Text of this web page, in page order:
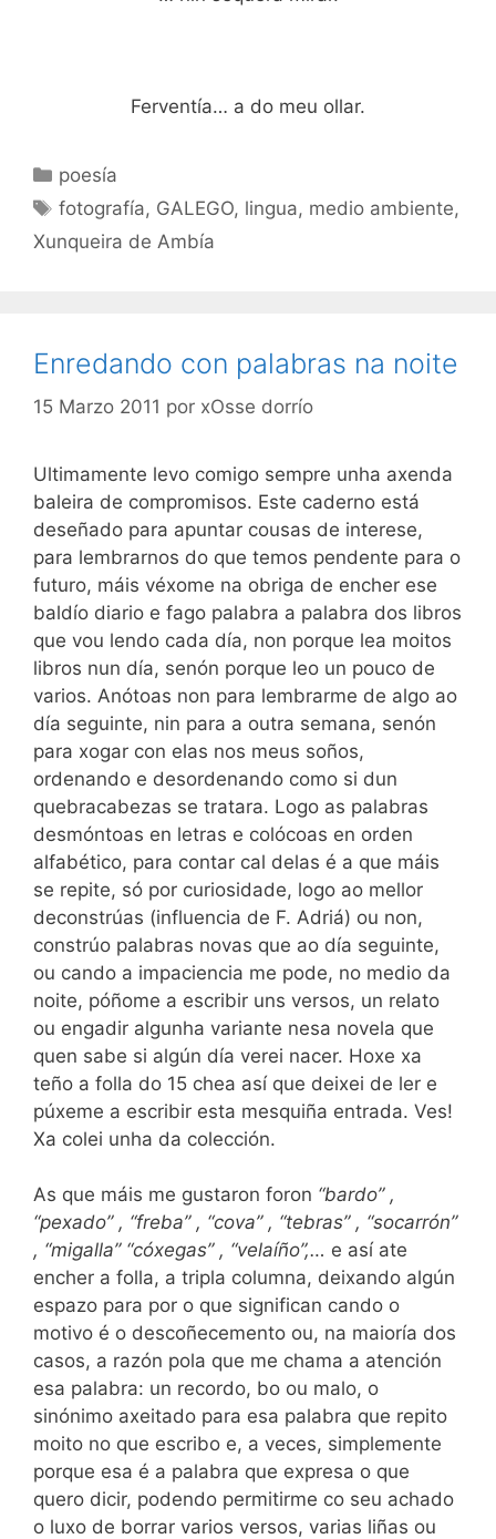
Ferventía… a do meu ollar.
Categorías
poesía
Etiquetas
fotografía, GALEGO, lingua, medio ambiente,
Xunqueira de Ambía
Enredando con palabras na noite
15 Marzo 2011 por xOsse dorrío
Ultimamente levo comigo sempre unha axenda
baleira de compromisos. Este caderno está
deseñado para apuntar cousas de interese,
para lembrarnos do que temos pendente para o
futuro, máis véxome na obriga de encher ese
baldío diario e fago palabra a palabra dos libros
que vou lendo cada día, non porque lea moitos
libros nun día, senón porque leo un pouco de
varios. Anótoas non para lembrarme de algo ao
día seguinte, nin para a outra semana, senón
para xogar con elas nos meus soños,
ordenando e desordenando como si dun
quebracabezas se tratara. Logo as palabras
desmóntoas en letras e colócoas en orden
alfabético, para contar cal delas é a que máis
se repite, só por curiosidade, logo ao mellor
deconstrúas (influencia de F. Adriá) ou non,
constrúo palabras novas que ao día seguinte,
ou cando a impaciencia me pode, no medio da
noite, póñome a escribir uns versos, un relato
ou engadir algunha variante nesa novela que
quen sabe si algún día verei nacer. Hoxe xa
teño a folla do 15 chea así que deixei de ler e
púxeme a escribir esta mesquiña entrada. Ves!
Xa colei unha da colección.
As que máis me gustaron foron “bardo” ,
“pexado” , “freba” , “cova” , “tebras” , “socarrón”
, “migalla” “cóxegas” , “velaíño”,… e así ate
encher a folla, a tripla columna, deixando algún
espazo para por o que significan cando o
motivo é o descoñecemento ou, na maioría dos
casos, a razón pola que me chama a atención
esa palabra: un recordo, bo ou malo, o
sinónimo axeitado para esa palabra que repito
moito no que escribo e, a veces, simplemente
porque esa é a palabra que expresa o que
quero dicir, podendo permitirme co seu achado
o luxo de borrar varios versos, varias liñas ou